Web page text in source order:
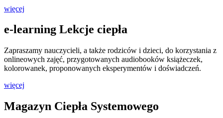
więcej
e-learning Lekcje ciepła
Zapraszamy nauczycieli, a także rodziców i dzieci, do korzystania z
onlineowych zajęć, przygotowanych audiobooków książeczek,
kolorowanek, proponowanych eksperymentów i doświadczeń.
więcej
Magazyn Ciepła Systemowego